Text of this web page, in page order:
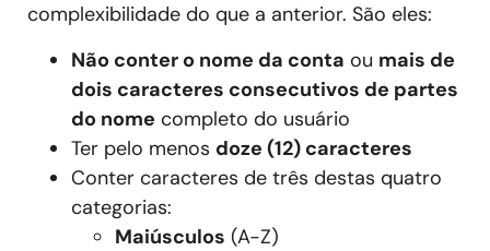
complexibilidade do que a anterior. São eles:
Não conter o nome da conta ou mais de
dois caracteres consecutivos de partes
do nome completo do usuário
Ter pelo menos doze (12) caracteres
Conter caracteres de três destas quatro
categorias:
Maiúsculos (A-Z)